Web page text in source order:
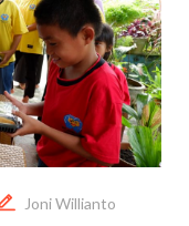
Joni Willianto